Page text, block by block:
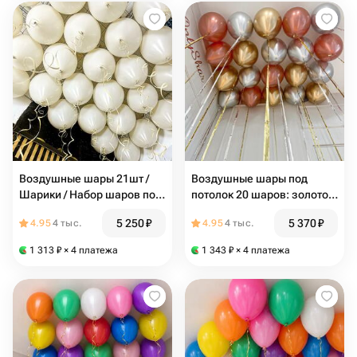
Воздушные шары 21шт /
Шарики / Набор шаров под
4.954 тыс. 5 250₽
1 313 ₽ × 4 платежа
Воздушные шары под
потолок 20 шаров: золотой
шарик розовое золото с
4.954 тыс. 5 370₽
1 343 ₽ × 4 платежа